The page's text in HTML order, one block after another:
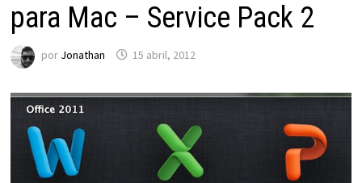
para Mac – Service Pack 2
por Jonathan 15 abril, 2012